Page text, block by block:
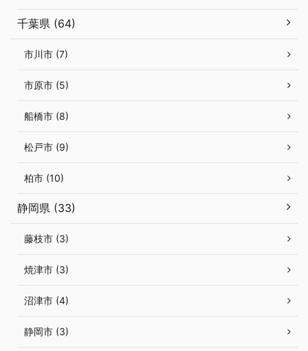
千葉県 (64)
市川市 (7)
市原市 (5)
船橋市 (8)
松戸市 (9)
柏市 (10)
静岡県 (33)
藤枝市 (3)
焼津市 (3)
沼津市 (4)
静岡市 (3)